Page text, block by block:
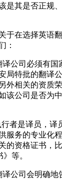
是其是否正规
于在选择英语
：
译公司必须有
局特批的翻译
外相关的资质
该公司是否为
行者是译员，
服务的专业化
的资格证书，
等。
译公司会明确